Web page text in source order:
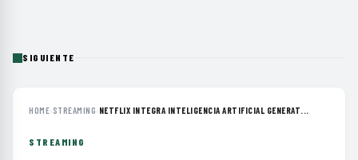
SIGUIENTE
HOME› STREAMING› NETFLIX INTEGRA INTELIGENCIA ARTIFICIAL GENERAT...
STREAMING